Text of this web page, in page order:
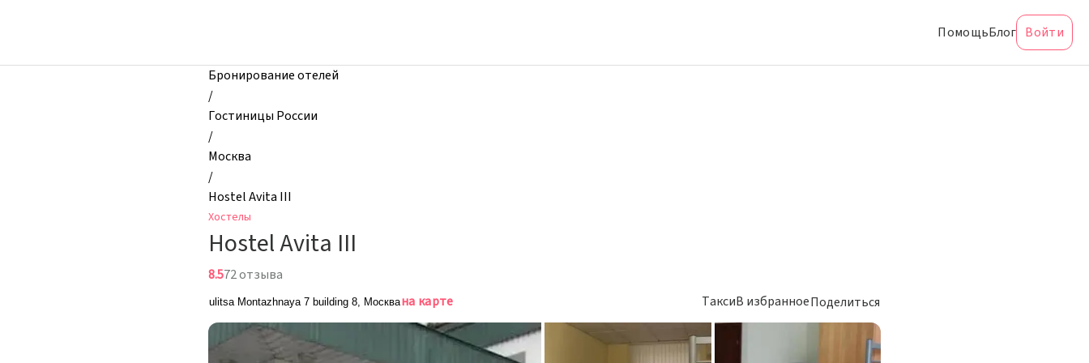
Hostel
ПомощьБлог Войти
Бронирование отелей
/
Гостиницы России
/
Москва
/
Hostel Avita III
Хостелы
Hostel Avita III
8.572 отзыва
ulitsa Montazhnaya 7 building 8, Москвана карте ТаксиВ избранноеПоделиться